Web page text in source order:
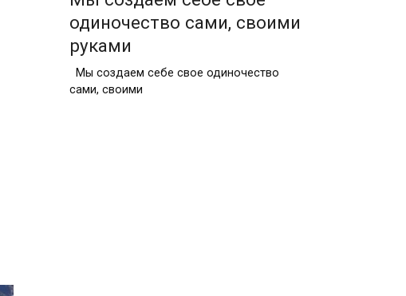
одиночество сами, своими
руками
Мы создаем себе свое одиночество
сами, своими